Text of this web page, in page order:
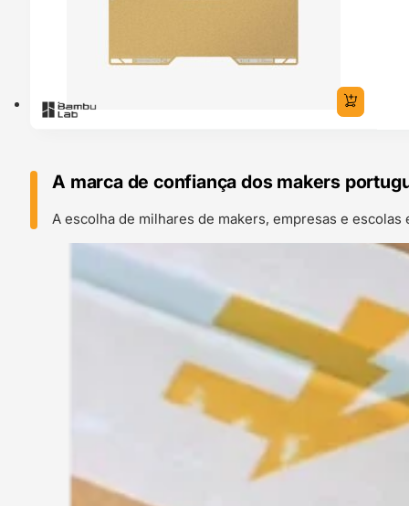
A marca de confiança dos makers
A escolha de milhares de makers, empresas e escolas